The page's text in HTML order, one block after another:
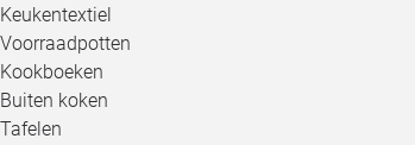
Keukentextiel
Voorraadpotten
Kookboeken
Buiten koken
Tafelen